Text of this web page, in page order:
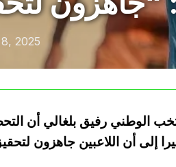
2025
الوطني رفيق بلغالي أن